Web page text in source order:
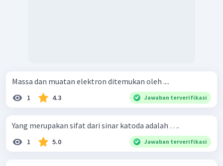
Massa dan muatan elektron ditemukan oleh ....
1 4.3 Jawaban terverifikasi
Yang merupakan sifat dari sinar katoda adalah ….
1 5.0 Jawaban terverifikasi